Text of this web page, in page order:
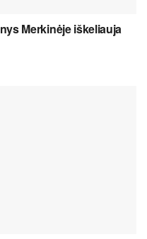
Merkinėje iškeliauja